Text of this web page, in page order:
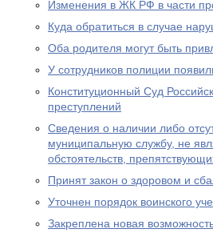
Изменения в ЖК РФ в части
Куда обратиться в случае
Оба родителя могут быть
У сотрудников полиции
Конституционный Суд
преступлений
Сведения о наличии либо
муниципальную службу, не
обстоятельств,
Принят закон о здоровом и
Уточнен порядок воинского
Закреплена новая